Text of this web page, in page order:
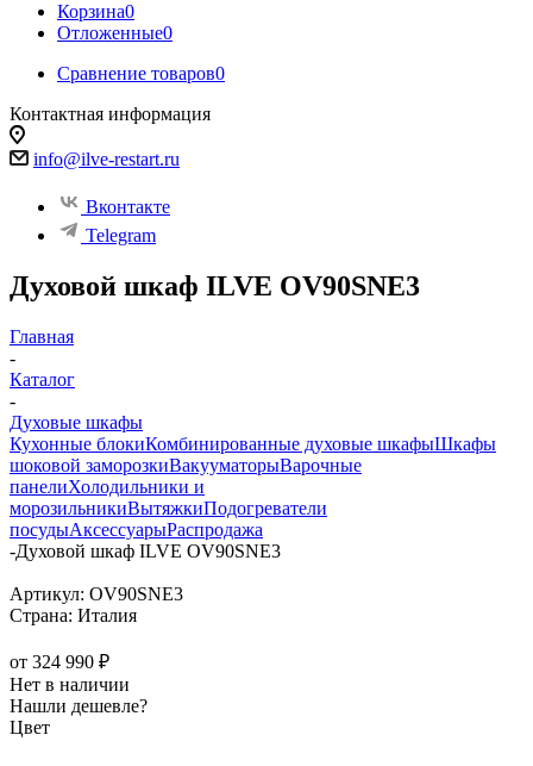
Корзина0
Отложенные0
Сравнение товаров0
Контактная информация
info@ilve-restart.ru
Вконтакте
Telegram
Духовой шкаф ILVE OV90SNE3
Главная
-
Каталог
-
Духовые шкафы
Кухонные блокиКомбинированные духовые шкафыШкафы
шоковой заморозкиВакууматорыВарочные
панелиХолодильники и
морозильникиВытяжкиПодогреватели
посудыАксессуарыРаспродажа
-Духовой шкаф ILVE OV90SNE3
Артикул: OV90SNE3
Страна: Италия
от 324 990 ₽
Нет в наличии
Нашли дешевле?
Цвет